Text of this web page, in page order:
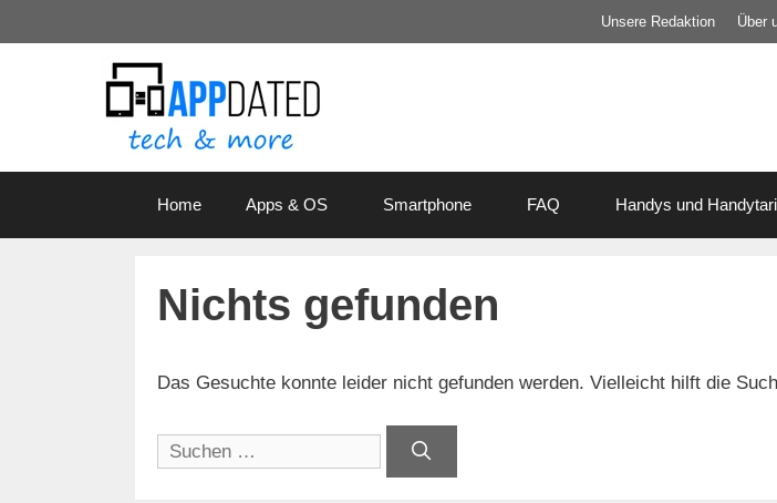
Inhalt
Unsere Redaktion Über
Home Apps & OS Smartphone FAQ Handys und
Nichts gefunden
Das Gesuchte konnte leider nicht gefunden werden. Vielleicht hilft die
Suchen
nach: